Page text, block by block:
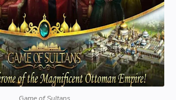
game bertopik kerajaan yang seru,
unduh game War and Order. Di game ini
menantang lawan, Anda akan dititah
untuk semua kepentingan kerajaan,
s/d beberapa soldier yang Anda
table align center cellpadding 0